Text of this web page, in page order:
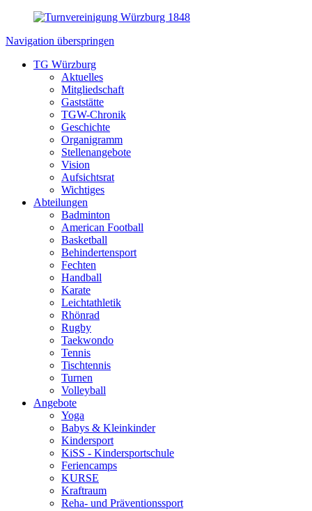
Navigation überspringen
TG Würzburg
Aktuelles
Mitgliedschaft
Gaststätte
TGW-Chronik
Geschichte
Organigramm
Stellenangebote
Vision
Aufsichtsrat
Wichtiges
Abteilungen
Badminton
American Football
Basketball
Behindertensport
Fechten
Handball
Karate
Leichtathletik
Rhönrad
Rugby
Taekwondo
Tennis
Tischtennis
Turnen
Volleyball
Angebote
Yoga
Babys & Kleinkinder
Kindersport
KiSS - Kindersportschule
Feriencamps
KURSE
Kraftraum
Reha- und Präventionssport